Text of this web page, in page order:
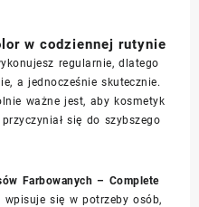
w codziennej rutynie
regularnie, dlatego
a jednocześnie skutecznie.
ważne jest, aby kosmetyk
się do szybszego
Farbowanych – Complete
wpisuje się w potrzeby osób,